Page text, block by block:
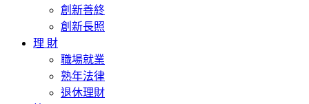
創新善終
創新長照
理 財
職場就業
熟年法律
退休理財